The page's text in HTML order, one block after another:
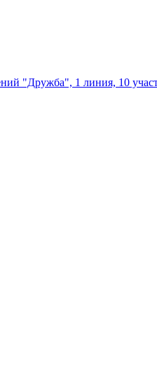
"Дружба", 1 линия, 10